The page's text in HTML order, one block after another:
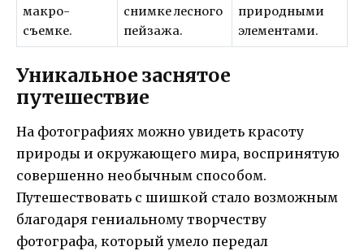
макро-
съемке.
снимке лесного
пейзажа.
природными
элементами.
Уникальное заснятое
путешествие
На фотографиях можно увидеть красоту
природы и окружающего мира, воспринятую
совершенно необычным способом.
Путешествовать с шишкой стало возможным
благодаря гениальному творчеству
фотографа, который умело передал